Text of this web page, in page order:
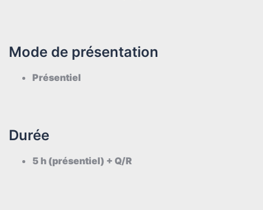
Mode de présentation
Présentiel
Durée
5 h (présentiel) + Q/R